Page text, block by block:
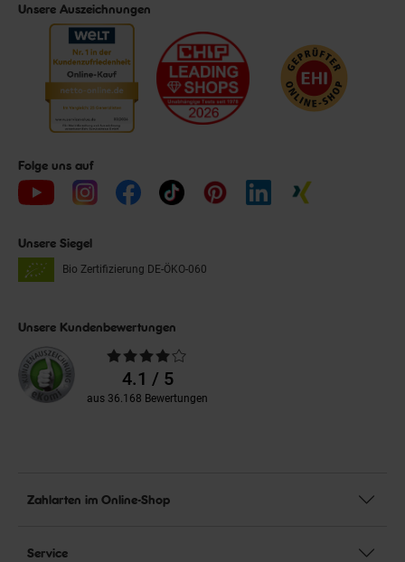
Unsere Auszeichnungen
Folge uns auf
Unsere Siegel
Bio Zertifizierung DE-ÖKO-060
Unsere Kundenbewertungen
Durchschnittliche
Bewertungen4.1 / 5
aus 36.168 Bewertungen
Zahlarten im Online-Shop
Service